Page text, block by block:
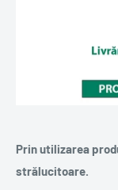
Prin utilizarea
strălucitoare.